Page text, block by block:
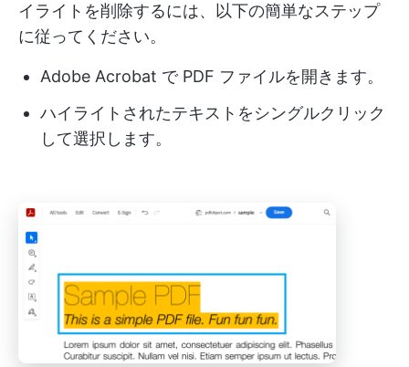
イライトを削除するには、以下の簡単なステップ
に従ってください。
Adobe Acrobat で PDF ファイルを開きます。
ハイライトされたテキストをシングルクリック
して選択します。